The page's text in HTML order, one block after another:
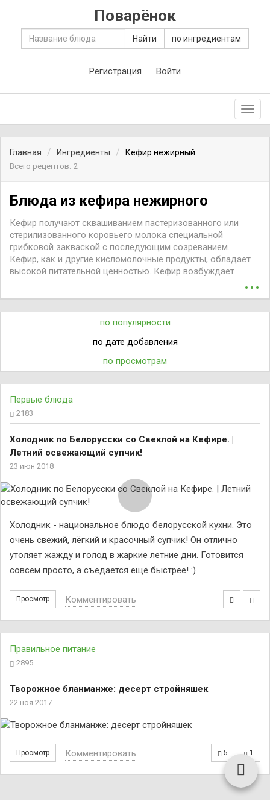
Поварёнок
Найти по ингредиентам
Регистрация Войти
Главная Ингредиенты
Кефир нежирный
Всего рецептов: 2
Блюда из кефира нежирного
Кефир получают сквашиванием пастеризованного или
стерилизованного коровьего молока специальной
грибковой закваской с последующим созреванием.
Кефир, как и другие кисломолочные продукты, обладает
высокой питательной ценностью. Кефир возбуждает
...
по популярности
по дате добавления
по просмотрам
Первые блюда
2183
Холодник по Белорусски со Свеклой на Кефире. |
Летний освежающий супчик!
23 июн 2018
Холодник - национальное блюдо белорусской кухни. Это
очень свежий, лёгкий и красочный супчик! Он отлично
утоляет жажду и голод в жаркие летние дни. Готовится
совсем просто, а съедается ещё быстрее! :)
Просмотр Комментировать
Правильное питание
2895
Творожное бланманже: десерт стройняшек
22 ноя 2017
Просмотр 5 1
Комментировать